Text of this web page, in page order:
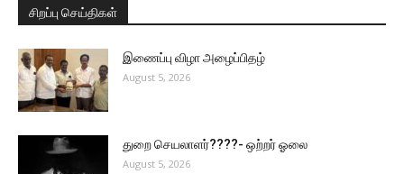
சிறப்பு செய்திகள்
இணைப்பு விழா அழைப்பிதழ்
August 5, 2026
துறை செயலாளர்????- ஒற்றர் ஓலை
August 5, 2026